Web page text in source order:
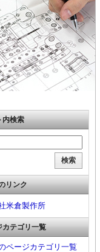
内検索
リンク
米倉製作所
カテゴリ一覧
ページカテゴリ一覧